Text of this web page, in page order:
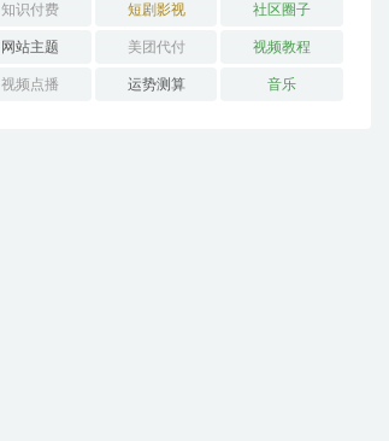
知识付费 短剧影视 社区圈子
网站主题 美团代付 视频教程
视频点播 运势测算 音乐